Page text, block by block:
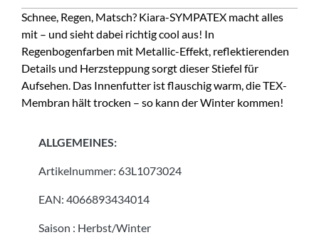
Schnee, Regen, Matsch? Kiara-SYMPATEX macht alles
mit – und sieht dabei richtig cool aus! In
Regenbogenfarben mit Metallic-Effekt, reflektierenden
Details und Herzsteppung sorgt dieser Stiefel für
Aufsehen. Das Innenfutter ist flauschig warm, die TEX-
Membran hält trocken – so kann der Winter kommen!
ALLGEMEINES:
Artikelnummer: 63L1073024
EAN: 4066893434014
Saison : Herbst/Winter